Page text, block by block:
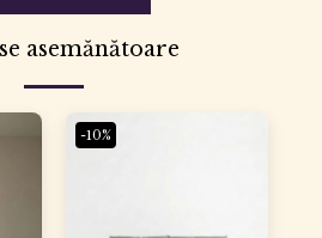
asemănătoare
-10%